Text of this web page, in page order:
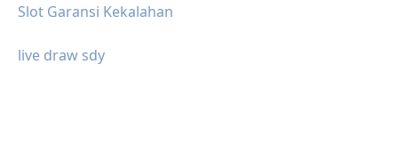
Slot Garansi Kekalahan
live draw sdy